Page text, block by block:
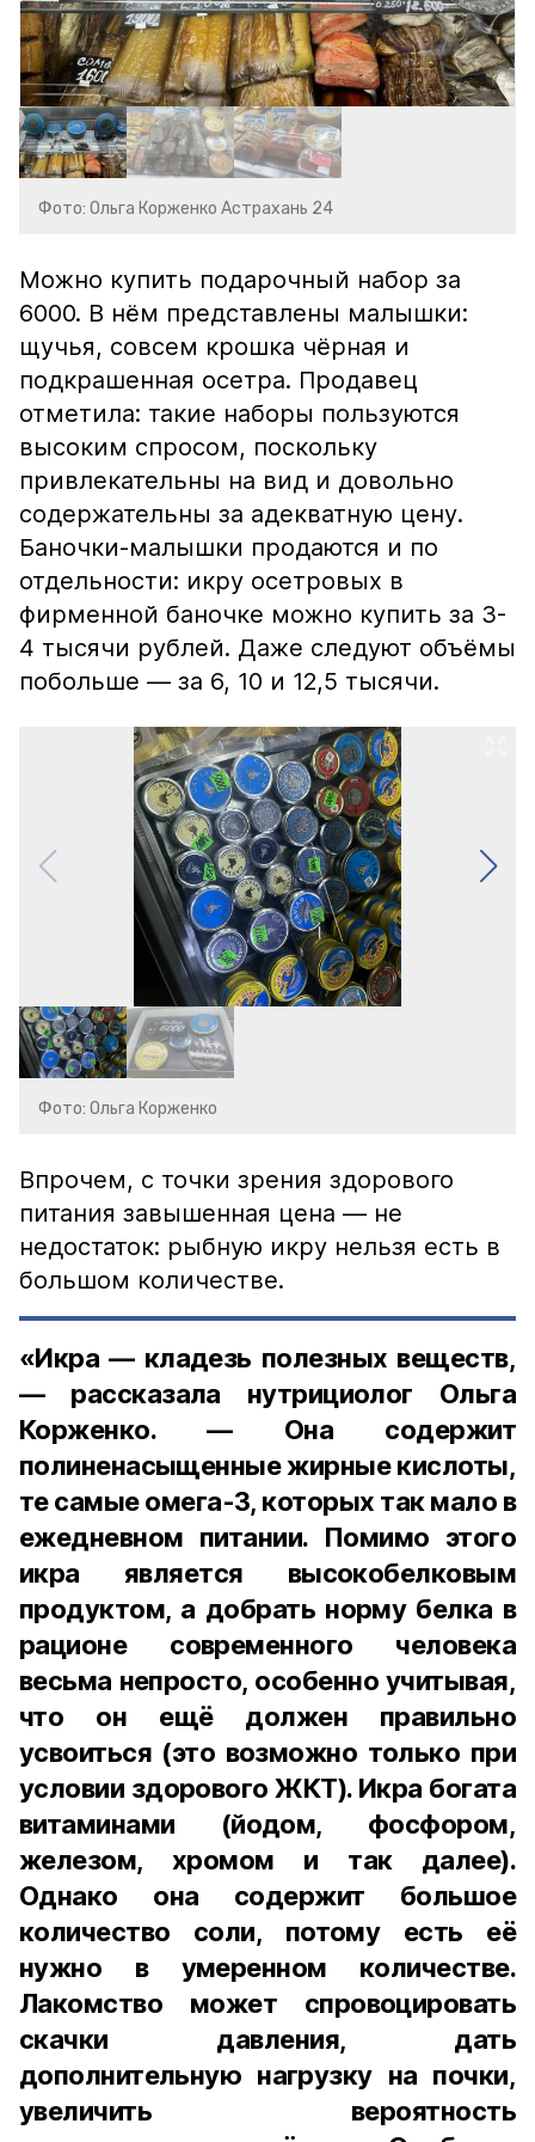
Фото: Ольга Корженко Астрахань 24
Можно купить подарочный набор за
6000. В нём представлены малышки:
щучья, совсем крошка чёрная и
подкрашенная осетра. Продавец
отметила: такие наборы пользуются
высоким спросом, поскольку
привлекательны на вид и довольно
содержательны за адекватную цену.
Баночки-малышки продаются и по
отдельности: икру осетровых в
фирменной баночке можно купить за 3-
4 тысячи рублей. Даже следуют объёмы
побольше — за 6, 10 и 12,5 тысячи.
Фото: Ольга Корженко
Впрочем, с точки зрения здорового
питания завышенная цена — не
недостаток: рыбную икру нельзя есть в
большом количестве.
«Икра — кладезь полезных веществ,
— рассказала нутрициолог Ольга
Корженко. — Она содержит
полиненасыщенные жирные кислоты,
те самые омега-3, которых так мало в
ежедневном питании. Помимо этого
икра является высокобелковым
продуктом, а добрать норму белка в
рационе современного человека
весьма непросто, особенно учитывая,
что он ещё должен правильно
усвоиться (это возможно только при
условии здорового ЖКТ). Икра богата
витаминами (йодом, фосфором,
железом, хромом и так далее).
Однако она содержит большое
количество соли, потому есть её
нужно в умеренном количестве.
Лакомство может спровоцировать
скачки давления, дать
дополнительную нагрузку на почки,
увеличить вероятность